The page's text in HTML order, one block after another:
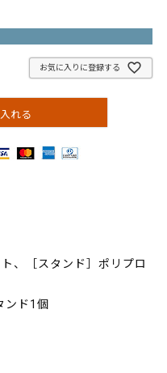
お気に入りに登録する
れる
、［スタンド］ポリプロ
ンド1個